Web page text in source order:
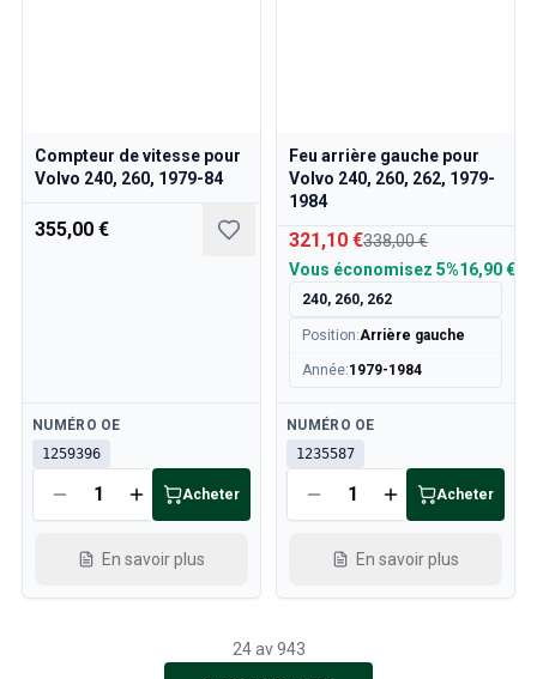
Compteur de vitesse pour
Volvo 240, 260, 1979-84
355,00 €
Disponible
NUMÉRO OE
1259396
Acheter
En savoir plus
Feu arrière gauche pour
Volvo 240, 260, 262, 1979-
1984
321,10 €338,00 €
Vous économisez 5%16,90 €
240, 260, 262
Position:Arrière gauche
Année:1979-1984
Disponible
NUMÉRO OE
1235587
Acheter
En savoir plus
24 av 943